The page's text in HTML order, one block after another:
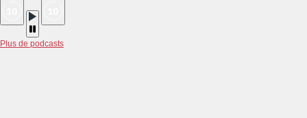
Plus de podcasts